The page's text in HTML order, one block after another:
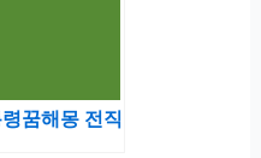
꿈해몽 전직